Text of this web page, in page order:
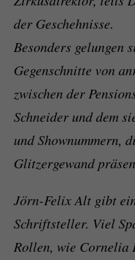
der Geschehnisse.
Besonders gelungen
Gegenschnitte von
zwischen der
Schneider und dem
und Shownummern,
Glitzergewand
Jörn-Felix Alt gibt
Schriftsteller. Viel
Rollen, wie Cornelia